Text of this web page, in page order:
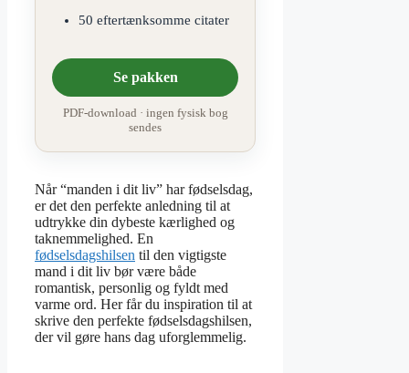
50 eftertænksomme citater
Se pakken
PDF-download · ingen fysisk bog
sendes
Når “manden i dit liv” har fødselsdag,
er det den perfekte anledning til at
udtrykke din dybeste kærlighed og
taknemmelighed. En
fødselsdagshilsen til den vigtigste
mand i dit liv bør være både
romantisk, personlig og fyldt med
varme ord. Her får du inspiration til at
skrive den perfekte fødselsdagshilsen,
der vil gøre hans dag uforglemmelig.